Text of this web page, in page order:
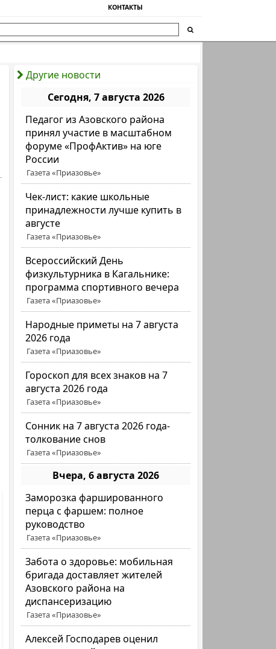
КОНТАКТЫ
Другие новости
Сегодня, 7 августа 2026
Педагог из Азовского района
принял участие в масштабном
форуме «ПрофАктив» на юге
России
Газета «Приазовье»
Чек-лист: какие школьные
принадлежности лучше купить в
августе
Газета «Приазовье»
Всероссийский День
физкультурника в Кагальнике:
программа спортивного вечера
Газета «Приазовье»
Народные приметы на 7 августа
2026 года
Газета «Приазовье»
Гороскоп для всех знаков на 7
августа 2026 года
Газета «Приазовье»
Сонник на 7 августа 2026 года-
толкование снов
Газета «Приазовье»
Вчера, 6 августа 2026
Заморозка фаршированного
перца с фаршем: полное
руководство
Газета «Приазовье»
Забота о здоровье: мобильная
бригада доставляет жителей
Азовского района на
диспансеризацию
Газета «Приазовье»
Алексей Господарев оценил